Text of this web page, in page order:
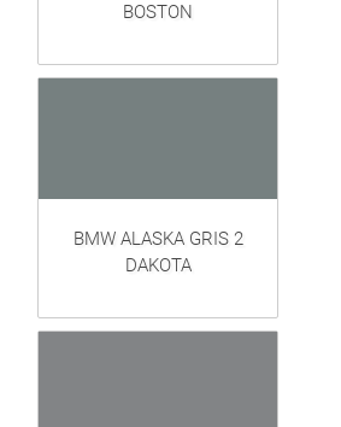
BOSTON
BMW ALASKA GRIS 2
DAKOTA